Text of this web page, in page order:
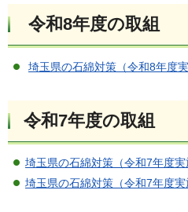
令和8年度の取組
埼玉県の石綿対策（令和8年度
令和7年度の取組
埼玉県の石綿対策（令和7年度実
埼玉県の石綿対策（令和7年度実